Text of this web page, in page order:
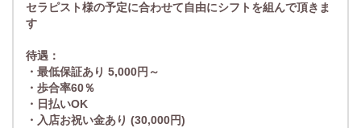
セラピスト様の予定に合わせて自由にシフトを組んで頂きま
す
待遇：
・最低保証あり 5,000円～
・歩合率60％
・日払いOK
・入店お祝い金あり (30,000円)